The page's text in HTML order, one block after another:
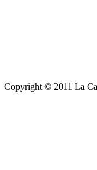
Copyright © 2011 La